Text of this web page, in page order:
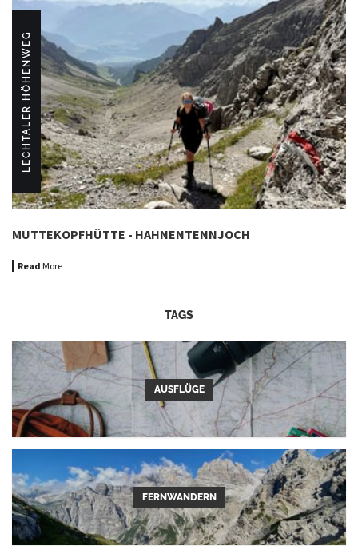
LECHTALER HÖHENWEG
MUTTEKOPFHÜTTE - HAHNENTENNJOCH
Read More
TAGS
AUSFLÜGE
FERNWANDERN